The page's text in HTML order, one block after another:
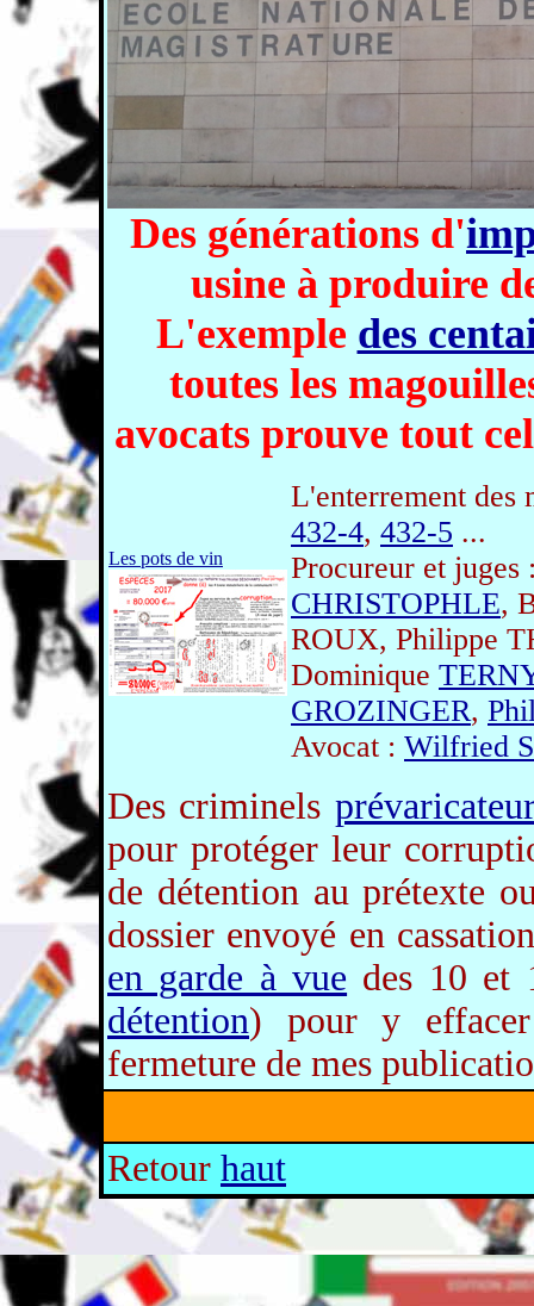
Des générations d'
usine à produire
L'exemple des
toutes les
avocats prouve tout
Les pots de vin
L'enterrement des
432-4, 432-5 ...
Procureur et
CHRISTOPHLE,
ROUX, Philippe
Dominique
GROZINGER,
Avocat : Wilfried
Des criminels
pour protéger leur
de détention au prétexte
dossier envoyé en
en garde à vue des 10 et
détention) pour y
fermeture de mes
Retour haut